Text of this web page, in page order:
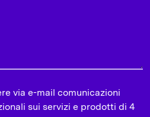
via e-mail comunicazioni
sui servizi e prodotti di 4